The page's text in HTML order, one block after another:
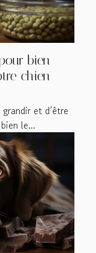
bien
chien
et d’être
le...